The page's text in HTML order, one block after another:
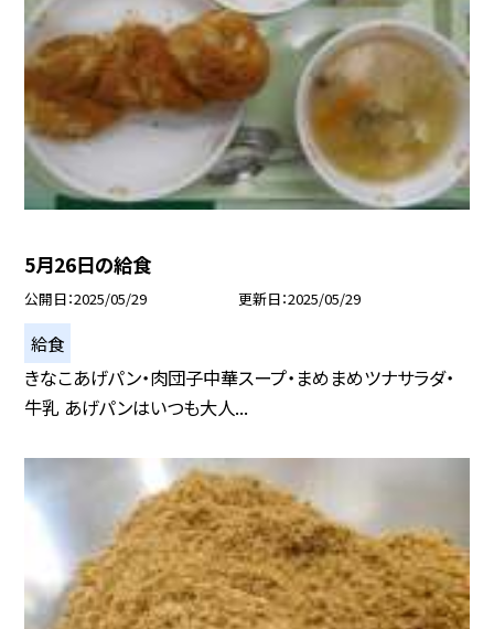
5月26日の給食
公開日 2025/05/29 更新日 2025/05/29
給食
きなこあげパン・肉団子中華スープ・まめまめツナサラダ・
牛乳 あげパンはいつも大人...